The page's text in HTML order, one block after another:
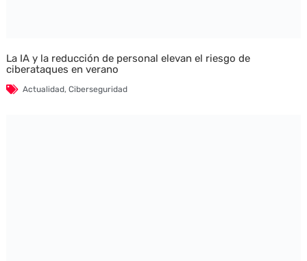
La IA y la reducción de personal elevan el riesgo de
ciberataques en verano
Actualidad, Ciberseguridad